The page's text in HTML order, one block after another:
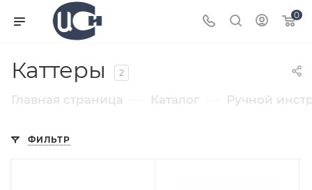
0
Каттеры 2
Главная страница Каталог Ручной
ФИЛЬТР